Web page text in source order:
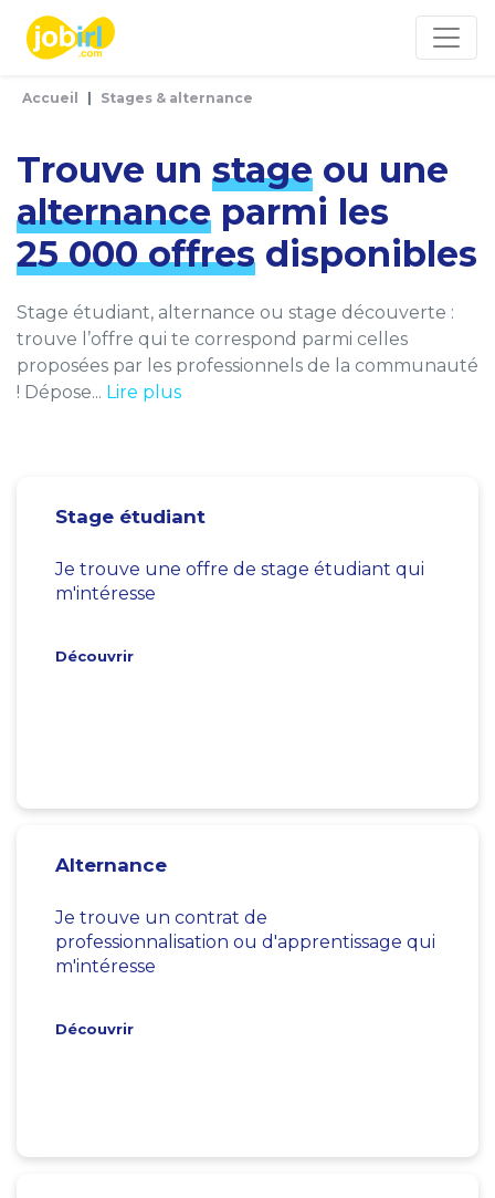
Accueil Stages & alternance
Trouve un stage ou une
alternance parmi les
25 000 offres disponibles
Stage étudiant, alternance ou stage découverte :
trouve l’offre qui te correspond parmi celles
proposées par les professionnels de la communauté
! Dépose... Lire plus
Stage étudiant
Je trouve une offre de stage étudiant qui
m'intéresse
Découvrir
Alternance
Je trouve un contrat de
professionnalisation ou d'apprentissage qui
m'intéresse
Découvrir
Panneau de gestion des cookies